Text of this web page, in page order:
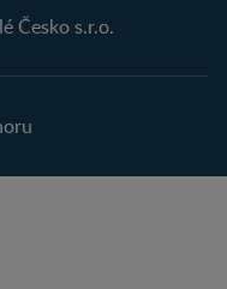
Česko s.r.o.